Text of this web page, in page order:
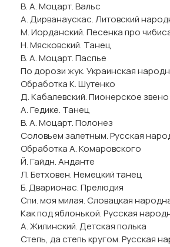
В. А. Моцарт. Вальс
А. Дирванаускас. Литовский
М. Иорданский. Песенка про
Н. Мясковский. Танец
В. А. Моцарт. Паспье
По дорози жук. Украинская
Обработка К. Шутенко
Д. Кабалевский. Пионерское звено
А. Гедике. Танец
В. А. Моцарт. Полонез
Соловьем залетным. Русская
Обработка А. Комаровского
Й. Гайдн. Анданте
Л. Бетховен. Немецкий танец
Б. Дварионас. Прелюдия
Спи. моя милая. Словацкая
Как под яблонькой. Русская
А. Жилинский. Детская полька
Степь, да степь кругом. Русская